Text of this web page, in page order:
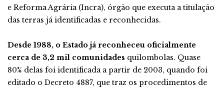
e Reforma Agrária (Incra), órgão que executa a titulação
das terras já identificadas e reconhecidas.
Desde 1988, o Estado já reconheceu oficialmente
cerca de 3,2 mil comunidades quilombolas. Quase
80% delas foi identificada a partir de 2003, quando foi
editado o Decreto 4887, que traz os procedimentos de